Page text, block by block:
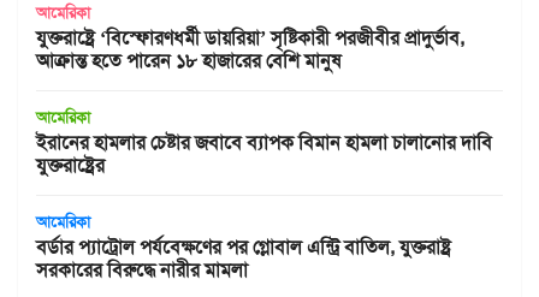
আমেরিকা
যুক্তরাষ্ট্রে ‘বিস্ফোরণধর্মী ডায়রিয়া’ সৃষ্টিকারী পরজীবীর প্রাদুর্ভাব,
আক্রান্ত হতে পারেন ১৮ হাজারের বেশি মানুষ
আমেরিকা
ইরানের হামলার চেষ্টার জবাবে ব্যাপক বিমান হামলা চালানোর দাবি
যুক্তরাষ্ট্রের
আমেরিকা
বর্ডার প্যাট্রোল পর্যবেক্ষণের পর গ্লোবাল এন্ট্রি বাতিল, যুক্তরাষ্ট্র
সরকারের বিরুদ্ধে নারীর মামলা